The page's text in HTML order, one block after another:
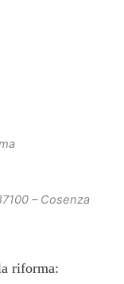
– Cosenza
in parte
riforma: